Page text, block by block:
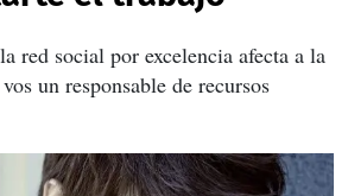
red social por excelencia afecta a la
un responsable de recursos